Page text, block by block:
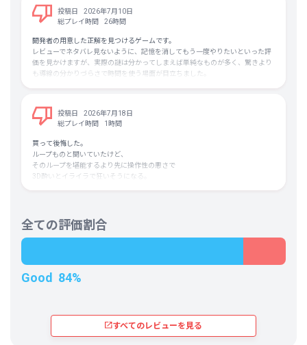
近年のループ作品では「前回のループで特定の人物と会話したから、次のルー
Outer Wildsにはそれがありません。変わるのはプレイヤー自身の知識だけな
のです。
だからこそ、偶然いくつかの手順を飛ばして真実へたどり着いてしまったり、
を遊んでいるにもかかわらず、プレイヤーごとに物語の解釈や真実へ至る道筋
がまったく違うものになります。この「知識だけが進行度になる」という設計
にこそ、outer wildsの魅力が詰まっていると思います。
一方で、人によっては欠点と感じる所もあります。
それは序盤の「何をすればいいのかわからない時間」です。おそらく、このゲ
いるのかも分からない情報ばかり集まり、必ず混乱します。
味わえない最高の快楽をもたらすのです。
どうか恐れず未知へ飛び込んでください。すべてを解き明かしたあなたと我々
で、Outer Wildsという世界の全貌について語り合いましょう。
しかし探索を進めていると、自動操縦で太陽に突っ込んだり、うっかりブラッ
クホールに落ちたり、探索の最中で時間切れになったり、
飲みされたり、
さまざまな原因で思わずやり直しになる度にループ開始直後の一連の儀式(宇宙
船に乗って、宇宙服を着て、目的の星に航路をセットして、目当ての場所に行
って...)が少しずつ苦痛になっていった。
危険があるからこそ新たな発見の価値が上がることも死んでも失うアイテムは
絶賛する人がたくさんいるのも納得できるので、ただ自分に合わなかったのが
残念に思う。
投稿日
2026年7月10日
総プレイ時間
26時間
開発者の用意した正解を見つけるゲームです。
レビューでネタバレ見ないように、記憶を消してもう一度やりたいといった評
価を見かけますが、実際の謎は分かってしまえば単純なものが多く、驚きより
も導線の分かりづらさで時間を使う場面が目立ちました。
た。
現実の自然法則、物理法則を知っているほど、ゲーム独自ルールとのズレで誤
誘導されるという問題もあります。
キャラクターやオープニングの引きも弱くエンディングは特に何やってんの感
が強かったです。
知識型メトロイドヴァニア的な感じで行動範囲が広がるとか、ギミック理解で
行けなかったところに行ける、というのがメインかと思いきや意外とそうでも
後に全体像を理解するゲームです。
そのため、面倒なアクションや長い移動の先にある報酬も、劇的なイベントで
投稿日
2026年7月18日
総プレイ時間
1時間
買って後悔した。
ループものと聞いていたけど、
そのループを堪能するより先に操作性の悪さで
3D酔いとイライラで狂いそうになる。
忍耐力に自信がある人、操作能力に自信がある人にだけお勧めします。
そこに与さない人にはお勧め不可です。
全ての評価割合
Good 84%
すべてのレビューを見る